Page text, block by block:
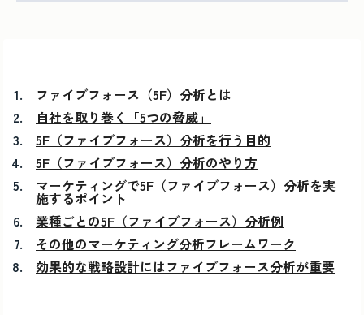
ファイブフォース（5F）分析とは
自社を取り巻く「5つの脅威」
5F（ファイブフォース）分析を行う目的
5F（ファイブフォース）分析のやり方
マーケティングで5F（ファイブフォース）分析を実
施するポイント
業種ごとの5F（ファイブフォース）分析例
その他のマーケティング分析フレームワーク
効果的な戦略設計にはファイブフォース分析が重要